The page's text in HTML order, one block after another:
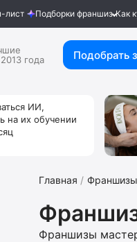
лист Подборки франшиз Как
года
Подобрать
ИИ,
на их обучении
Главная Франшизы
Франшизы